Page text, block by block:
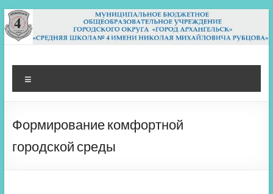
Перейти
к
содержимому
МБОУ СШ 4
Архангельск
Формирование комфортной
городской среды